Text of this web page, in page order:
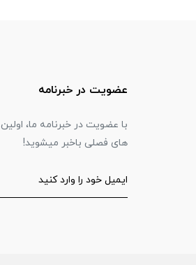
عضویت در خبرنامه
با عضویت در خبرنامه ما،
های فصلی باخبر میشوید!